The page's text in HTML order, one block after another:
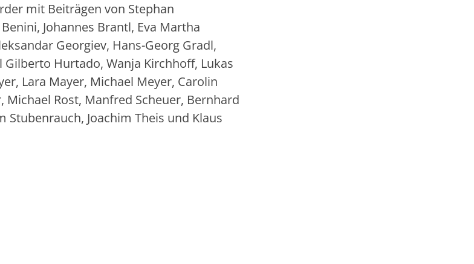
mit Beiträgen von Stephan
Johannes Brantl, Eva Martha
Georgiev, Hans-Georg Gradl,
Hurtado, Wanja Kirchhoff, Lukas
Lara Mayer, Michael Meyer, Carolin
Rost, Manfred Scheuer, Bernhard
Stubenrauch, Joachim Theis und Klaus